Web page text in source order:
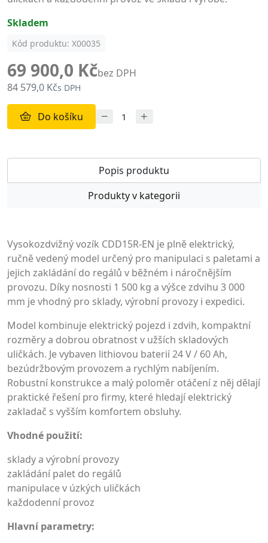
skladem
Kód produktu: X00035
69 900,0 Kčbez DPH
84 579,0 Kčs DPH
Do košíku
Popis produktu
Produkty v kategorii
Vysokozdvižný vozík CDD15R-EN je plně elektrický,
ručně vedený model určený pro manipulaci s paletami a
jejich zakládání do regálů v běžném i náročnějším
provozu. Díky nosnosti 1 500 kg a výšce zdvihu 3 000
mm je vhodný pro sklady, výrobní provozy i expedici.
Model kombinuje elektrický pojezd i zdvih, kompaktní
rozměry a dobrou obratnost v užších skladových
uličkách. Je vybaven lithiovou baterií 24 V / 60 Ah,
bezúdržbovým provozem a rychlým nabíjením.
Robustní konstrukce a malý poloměr otáčení z něj dělají
praktické řešení pro firmy, které hledají elektrický
zakladač s vyšším komfortem obsluhy.
Vhodné použití:
sklady a výrobní provozy
zakládání palet do regálů
manipulace v úzkých uličkách
každodenní provoz
Hlavní parametry: